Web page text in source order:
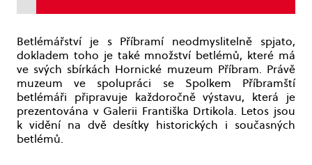
Betlémářství je s Příbramí neodmyslitelně spjato,
dokladem toho je také množství betlémů, které má
ve svých sbírkách Hornické muzeum Příbram. Právě
muzeum ve spolupráci se Spolkem Příbramští
betlémáři připravuje každoročně výstavu, která je
prezentována v Galerii Františka Drtikola. Letos jsou
k vidění na dvě desítky historických i současných
betlémů.